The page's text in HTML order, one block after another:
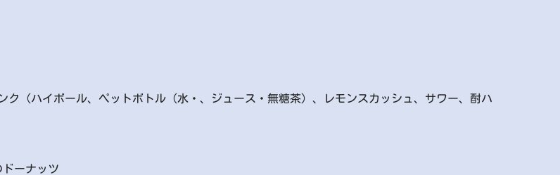
（ハイボール、ペットボトル（水・、ジュース・無糖茶）、レモンスカッシュ、サワー、酎ハ
ドーナッツ